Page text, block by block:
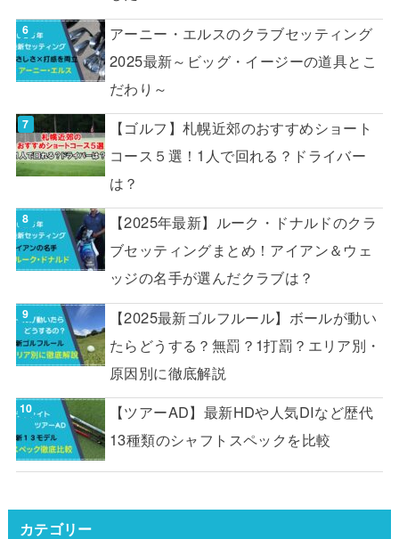
アーニー・エルスのクラブセッティング
2025最新～ビッグ・イージーの道具とこ
だわり～
【ゴルフ】札幌近郊のおすすめショート
コース５選！1人で回れる？ドライバー
は？
【2025年最新】ルーク・ドナルドのクラ
ブセッティングまとめ！アイアン＆ウェ
ッジの名手が選んだクラブは？
【2025最新ゴルフルール】ボールが動い
たらどうする？無罰？1打罰？エリア別・
原因別に徹底解説
【ツアーAD】最新HDや人気DIなど歴代
13種類のシャフトスペックを比較
カテゴリー